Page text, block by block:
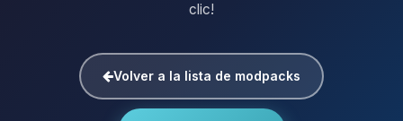
clic!
Volver a la lista de modpacks